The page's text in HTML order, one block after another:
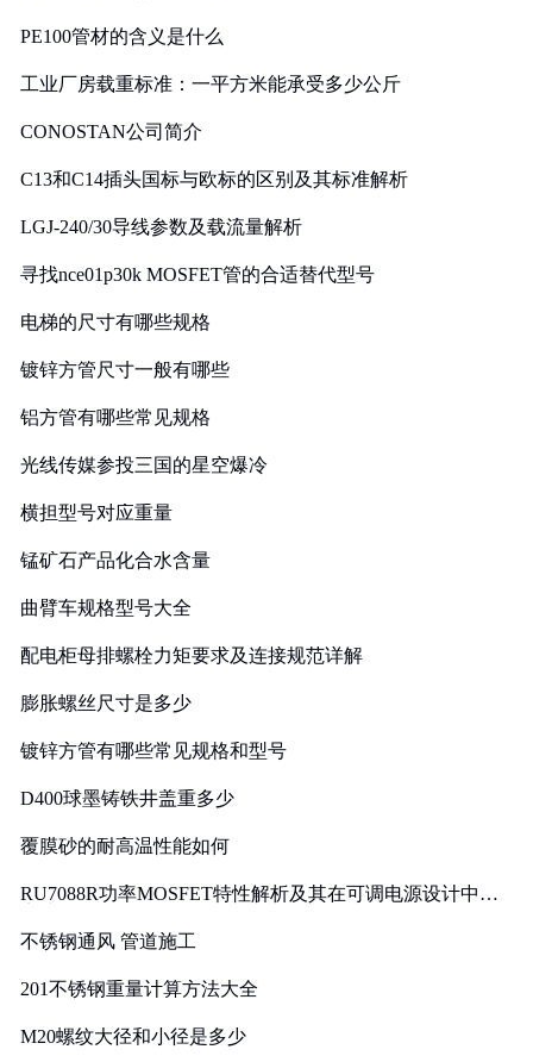
PE100管材的含义是什么
工业厂房载重标准：一平方米能承受多少公斤
CONOSTAN公司简介
C13和C14插头国标与欧标的区别及其标准解析
LGJ-240/30导线参数及载流量解析
寻找nce01p30k MOSFET管的合适替代型号
电梯的尺寸有哪些规格
镀锌方管尺寸一般有哪些
铝方管有哪些常见规格
光线传媒参投三国的星空爆冷
横担型号对应重量
锰矿石产品化合水含量
曲臂车规格型号大全
配电柜母排螺栓力矩要求及连接规范详解
膨胀螺丝尺寸是多少
镀锌方管有哪些常见规格和型号
D400球墨铸铁井盖重多少
覆膜砂的耐高温性能如何
RU7088R功率MOSFET特性解析及其在可调电源设计中的
不锈钢通风 管道施工
201不锈钢重量计算方法大全
M20螺纹大径和小径是多少